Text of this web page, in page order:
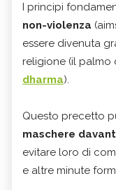
I principi
non-violenza
essere divenuta
religione (il palmo
dharma).
Questo precetto
maschere
evitare loro di
e altre minute